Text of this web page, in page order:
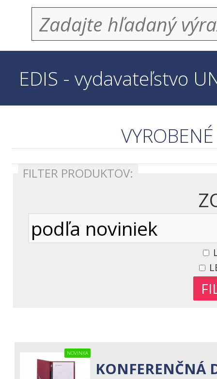
EDIS - vydavateľstvo
FILTER PRODUKTOV:
NOVINKA
KONFERENČNÁ